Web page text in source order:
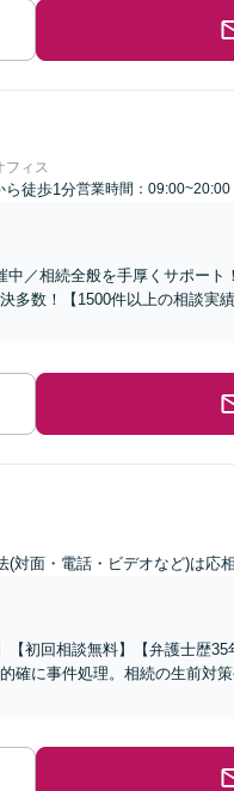
フィス
ら徒歩1分営業時間：09:00~20:00
中／相続全般を手厚くサポー
多数！【1500件以上の相談実
(対面・電話・ビデオなど)は応
【初回相談無料】【弁護士歴
確に事件処理。相続の生前対